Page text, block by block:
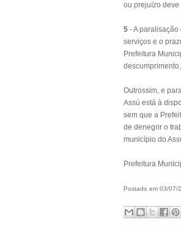
ou prejuízo
5 - A
serviços e o
Prefeitura
Outrossim, e
Assú está à
sem que a
de denegrir o
município do
Prefeitura
Postado em 03/07/